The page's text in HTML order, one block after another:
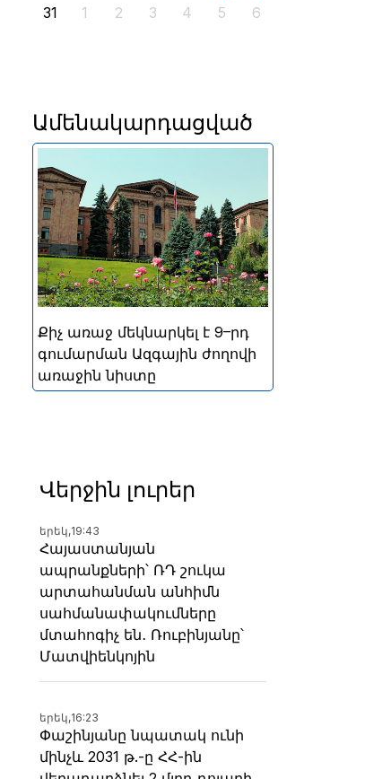
31
1 2 3 4 5 6
Ամենակարդացված
2-ին, իր աշխատանքն է սկսել
2026 թվականի հունիսի 7-ին
կայացած հերթական
խորհրդարանական
ընտրությունների
արդյունքներով ձևավորված
Հայաստանի 9-րդ գումարման
Ազգային ժողովի առաջին
նիստը
Քիչ առաջ մեկնարկել է 9–րդ
գումարման Ազգային ժողովի
առաջին նիստը
Վերջին լուրեր
երեկ,19:43
Հայաստանյան
ապրանքների՝ ՌԴ շուկա
արտահանման անհիմն
սահմանափակումները
մտահոգիչ են․ Ռուբինյանը՝
Մատվիենկոյին
երեկ,16:23
Փաշինյանը նպատակ ունի
մինչև 2031 թ.-ը ՀՀ-ին